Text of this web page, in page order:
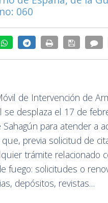
060
de Intervención de
se desplaza el 17 de
Sahagún para atender a
previa solicitud de
trámite relacionado
fuego: solicitudes o
depósitos, revistas…